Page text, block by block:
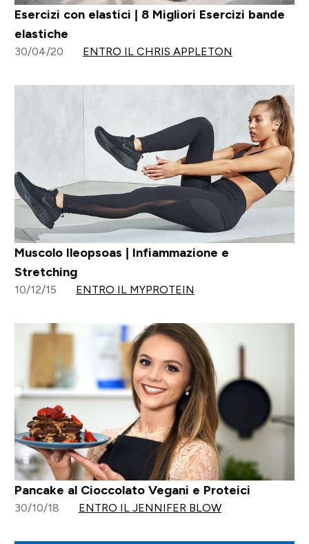
Esercizi con elastici | 8 Migliori Esercizi bande
elastiche
30/04/20 ENTRO IL CHRIS APPLETON
Muscolo Ileopsoas | Infiammazione e
Stretching
10/12/15 ENTRO IL MYPROTEIN
Pancake al Cioccolato Vegani e Proteici
30/10/18 ENTRO IL JENNIFER BLOW